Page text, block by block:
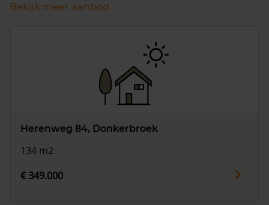
Bekijk meer aanbod
Herenweg 84, Donkerbroek
134 m2
€ 349.000